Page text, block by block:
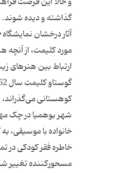
مورد کلیمت، از آنچه
شهر بوهمیا در چک
خاطره فقر کودکی در